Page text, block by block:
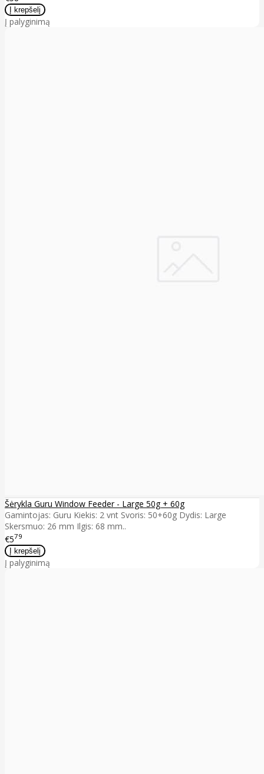
Į palyginimą
Šėrykla Guru Window Feeder - Large 50g + 60g
Gamintojas: Guru Kiekis: 2 vnt Svoris: 50+60g Dydis: Large
Skersmuo: 26 mm Ilgis: 68 mm..
€579
Į palyginimą